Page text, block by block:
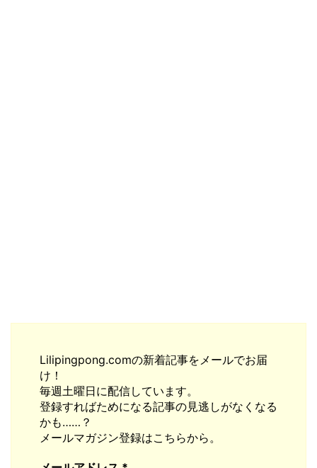
Lilipingpong.comの新着記事をメールでお届
け！
毎週土曜日に配信しています。
登録すればためになる記事の見逃しがなくなる
かも……？
メールマガジン登録はこちらから。